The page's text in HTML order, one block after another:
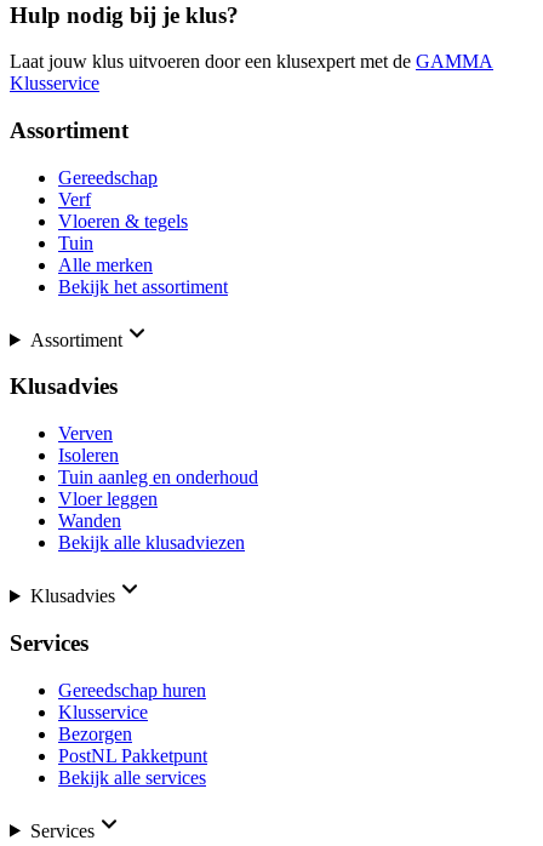
Hulp nodig bij je klus?
Laat jouw klus uitvoeren door een klusexpert met de GAMMA
Klusservice
Assortiment
Gereedschap
Verf
Vloeren & tegels
Tuin
Alle merken
Bekijk het assortiment
Assortiment
Klusadvies
Verven
Isoleren
Tuin aanleg en onderhoud
Vloer leggen
Wanden
Bekijk alle klusadviezen
Klusadvies
Services
Gereedschap huren
Klusservice
Bezorgen
PostNL Pakketpunt
Bekijk alle services
Services